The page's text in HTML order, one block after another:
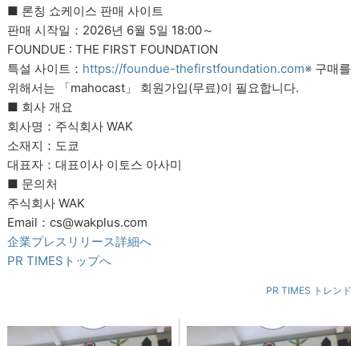
■ 론칭 쇼케이스 판매 사이트
판매 시작일：2026년 6월 5일 18:00～
FOUNDUE : THE FIRST FOUNDATION
특설 사이트： https://foundue-thefirstfoundation.com※ 구매를
위해서는 「mahocast」 회원가입(무료)이 필요합니다.
■ 회사 개요
회사명：주식회사 WAK
소재지：도쿄
대표자：대표이사 이토스 아사미
■ 문의처
주식회사 WAK
Email：cs@wakplus.com
企業プレスリリース詳細へ
PR TIMESトップへ
PR TIMES トレンド